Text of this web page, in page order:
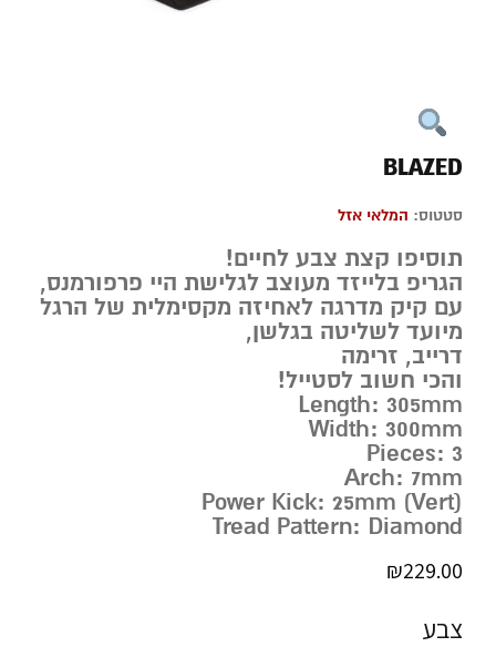
BLAZED
סטטוס: המלאי אזל
תוסיפו קצת צבע לחיים!
הגריפ בלייזד מעוצב לגלישת היי פרפורמנס,
עם קיק מדרגה לאחיזה מקסימלית של הרגל
מיועד לשליטה בגלשן,
דרייב, זרימה
והכי חשוב לסטייל!
Length: 305mm
Width: 300mm
Pieces: 3
Arch: 7mm
Power Kick: 25mm (Vert)
Tread Pattern: Diamond
₪229.00
צבע